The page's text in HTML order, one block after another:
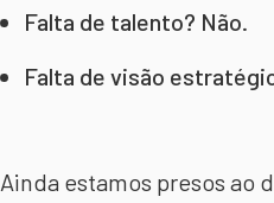
Falta de talento? Não.
Falta de visão
Ainda estamos presos ao